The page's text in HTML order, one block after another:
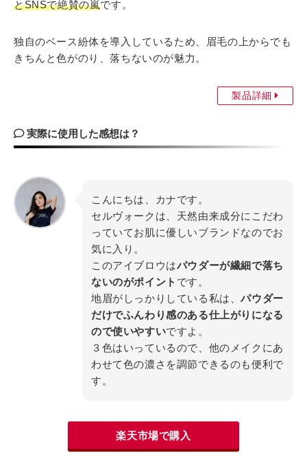
とSNSで絶賛の嵐です。
独自のベース紛体を導入しているため、眉毛の上からでも
きちんと色がのり、落ちないのが魅力。
製品詳細
実際に使用した感想は？
こんにちは、カナです。
セルヴォークは、天然由来成分にこだわ
っていてお肌に優しいブランドなのでお
気に入り。
このアイブロウはパウダーが繊細で落ち
ないのがポイント です。
地眉がしっかりしている私は、パウダー
だけでふんわり感のある仕上がりになる
ので使いやすいですよ。
３色はいっているので、他のメイクにあ
わせて色の濃さを調節できるのも便利で
す。
楽天市場で購入